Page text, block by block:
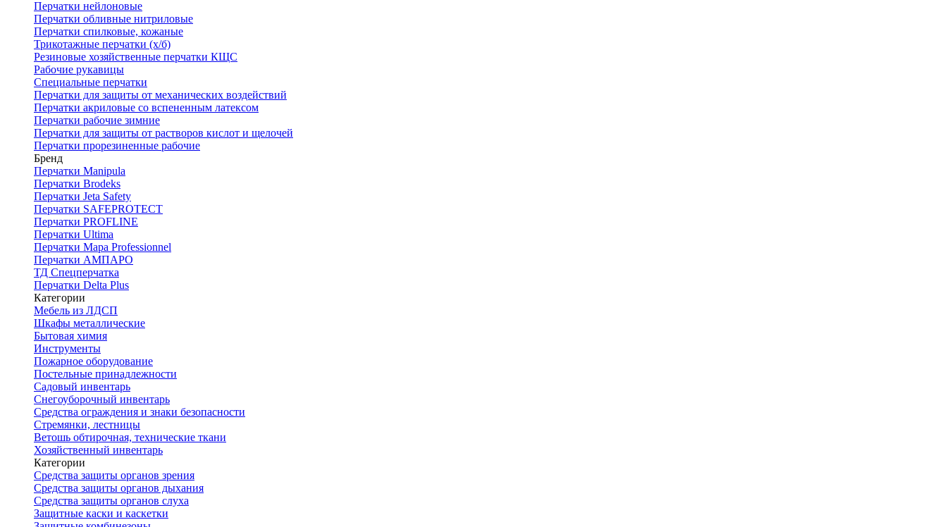
Перчатки нейлоновые
Перчатки обливные нитриловые
Перчатки спилковые, кожаные
Трикотажные перчатки (х/б)
Резиновые хозяйственные перчатки КЩС
Рабочие рукавицы
Специальные перчатки
Перчатки для защиты от механических воздействий
Перчатки акриловые со вспененным латексом
Перчатки рабочие зимние
Перчатки для защиты от растворов кислот и щелочей
Перчатки прорезиненные рабочие
Бренд
Перчатки Manipula
Перчатки Brodeks
Перчатки Jeta Safety
Перчатки SAFEPROTECT
Перчатки PROFLINE
Перчатки Ultima
Перчатки Мара Professionnel
Перчатки АМПАРО
ТД Спецперчатка
Перчатки Delta Plus
Категории
Мебель из ЛДСП
Шкафы металлические
Бытовая химия
Инструменты
Пожарное оборудование
Постельные принадлежности
Садовый инвентарь
Снегоуборочный инвентарь
Средства ограждения и знаки безопасности
Стремянки, лестницы
Ветошь обтирочная, технические ткани
Хозяйственный инвентарь
Категории
Средства защиты органов зрения
Средства защиты органов дыхания
Средства защиты органов слуха
Защитные каски и каскетки